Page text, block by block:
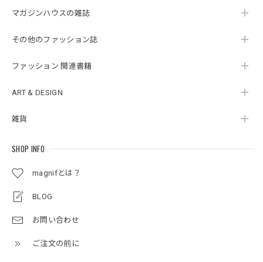
マガジンハウスの雑誌
その他のファッション誌
ファッション 関連書籍
ART & DESIGN
雑貨
SHOP INFO
magnifとは？
BLOG
お問い合わせ
ご注文の前に